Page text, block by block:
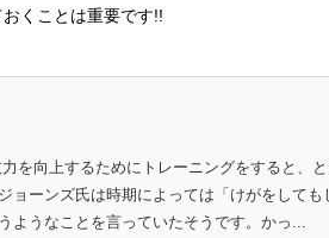
くことは重要です!!
を向上するためにトレーニングをすると、
ョーンズ氏は時期によっては「けがをして
ようなことを言っていたそうです。かっ...